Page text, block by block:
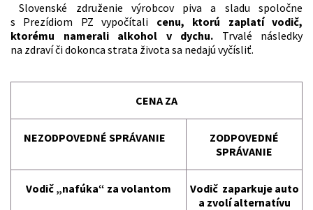
Slovenské združenie výrobcov piva a sladu spoločne
s Prezídiom PZ vypočítali cenu, ktorú zaplatí vodič,
ktorému namerali alkohol v dychu. Trvalé následky
na zdraví či dokonca strata života sa nedajú vyčísliť.
CENA ZA
NEZODPOVEDNÉ SPRÁVANIE
ZODPOVEDNÉ
SPRÁVANIE
Vodič „nafúka“ za volantom
Vodič zaparkuje auto
a zvolí alternatívu